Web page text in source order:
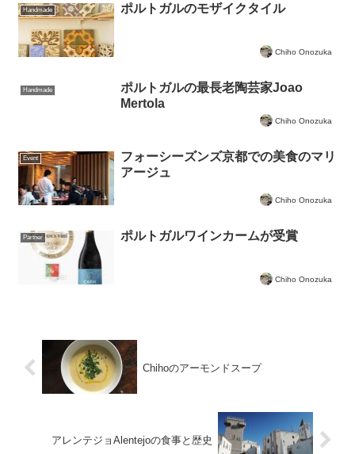
Handmade ポルトガルのモザイクタイル
Chiho Onozuka
Handmade
ポルトガルの最長老陶芸家Joao
Mertola
Chiho Onozuka
Event
フォーシーズンズ京都での美食のマリ
アージュ
Chiho Onozuka
Partner ポルトガルワインカームが受賞
Chiho Onozuka
Chihoのアーモンドスープ
アレンテジョAlentejoの食事と歴史